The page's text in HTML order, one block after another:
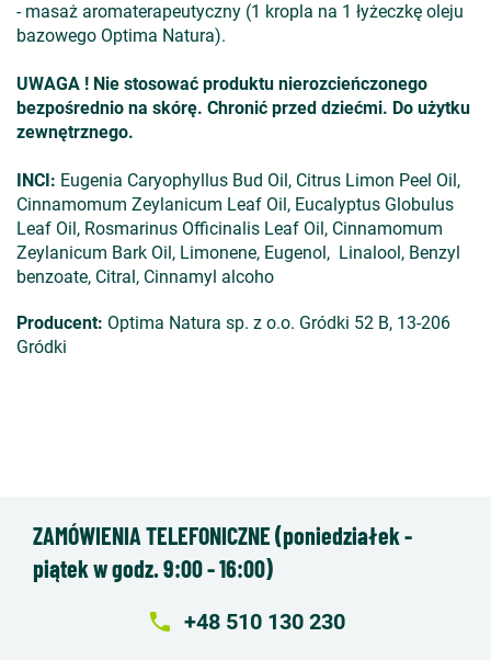
- masaż aromaterapeutyczny (1 kropla na 1 łyżeczkę oleju
bazowego Optima Natura).
UWAGA ! Nie stosować produktu nierozcieńczonego
bezpośrednio na skórę. Chronić przed dziećmi. Do użytku
zewnętrznego.
INCI: Eugenia Caryophyllus Bud Oil, Citrus Limon Peel Oil,
Cinnamomum Zeylanicum Leaf Oil, Eucalyptus Globulus
Leaf Oil, Rosmarinus Officinalis Leaf Oil, Cinnamomum
Zeylanicum Bark Oil, Limonene, Eugenol, Linalool, Benzyl
benzoate, Citral, Cinnamyl alcoho
Producent: Optima Natura sp. z o.o. Gródki 52 B, 13-206
Gródki
ZAMÓWIENIA TELEFONICZNE (poniedziałek -
piątek w godz. 9:00 - 16:00)
local_phone +48 510 130 230